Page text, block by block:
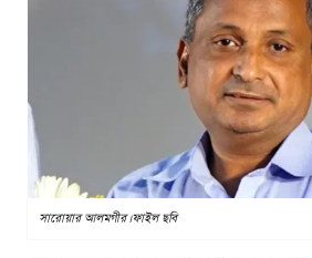
সারোয়ার আলমগীর। ফাইল ছবি